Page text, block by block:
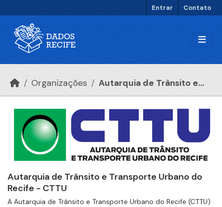
Entrar Contato
Organizações Autarquia de Trânsito e...
Autarquia de Trânsito e Transporte Urbano do
Recife - CTTU
A Autarquia de Trânsito e Transporte Urbano do Recife (CTTU)